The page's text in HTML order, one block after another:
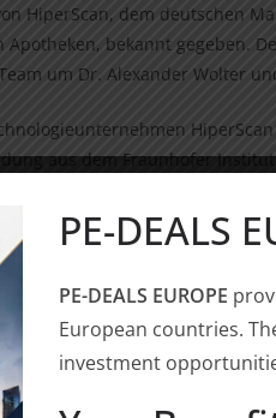
HiperScan, dem deutschen
Apotheken, bekannt gegeben.
um Dr. Alexander Wolter
aus dem Fraunhofer
für die Identifizierung von
kommt, hat sich
heute über 50
führendes Unternehmen
das sich darauf
Ländern der Welt mit
PE-DEALS
PE-DEALS EUROPE
European countries.
investment